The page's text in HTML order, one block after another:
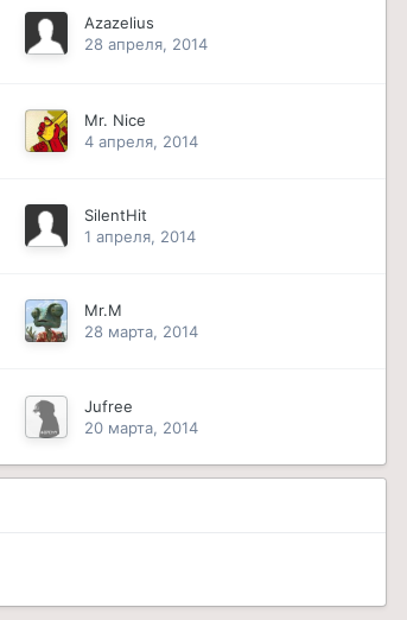
Azazelius
28 апреля, 2014
Mr. Nice
4 апреля, 2014
SilentHit
1 апреля, 2014
Mr.M
28 марта, 2014
Jufree
20 марта, 2014